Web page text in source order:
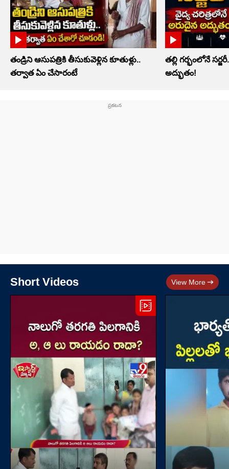
తండ్రిని ఆసుపత్రికి తీసుకువెళ్లిన కూతుళ్లు..
తర్వాత ఏం చేసారంటే
తల్లి గర్భంలోనే
అద్భుతం!
Short Videos View More